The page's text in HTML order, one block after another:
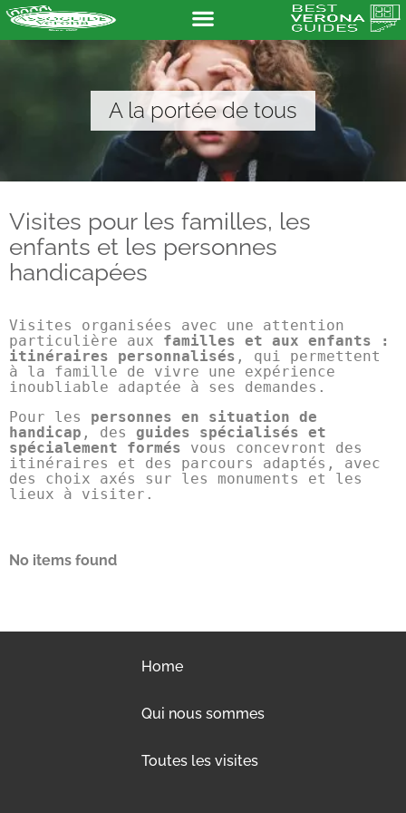
A la portée de tous
Visites pour les familles, les
enfants et les personnes
handicapées
Visites organisées avec une attention
particulière aux familles et aux enfants :
itinéraires personnalisés , qui permettent
à la famille de vivre une expérience
inoubliable adaptée à ses demandes.
Pour les personnes en situation de
handicap , des guides spécialisés et
spécialement formés vous concevront des
itinéraires et des parcours adaptés, avec
des choix axés sur les monuments et les
lieux à visiter.
No items found
Home
Qui nous sommes
Toutes les visites